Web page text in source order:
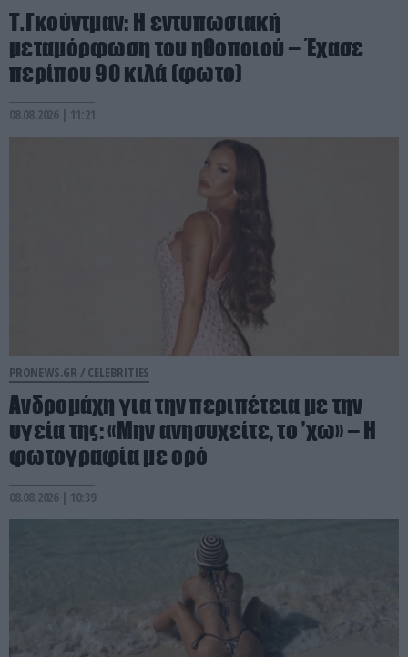
Τ.Γκούντμαν: Η εντυπωσιακή
μεταμόρφωση του ηθοποιού – Έχασε
περίπου 90 κιλά (φωτο)
08.08.2026 | 11:21
PRONEWS.GR / CELEBRITIES
Ανδρομάχη για την περιπέτεια με την
υγεία της: «Μην ανησυχείτε, το ’χω» – H
φωτογραφία με ορό
08.08.2026 | 10:39